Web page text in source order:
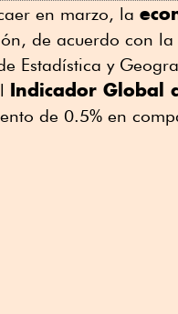
en marzo, la
de acuerdo con
Estadística y
Indicador Global
de 0.5% en